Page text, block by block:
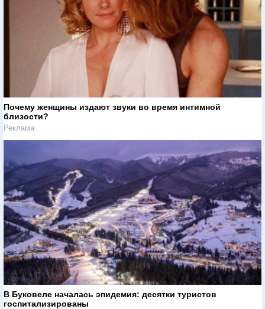
Почему женщины издают звуки во время интимной
близости?
Реклама
В Буковеле началась эпидемия: десятки туристов
госпитализированы